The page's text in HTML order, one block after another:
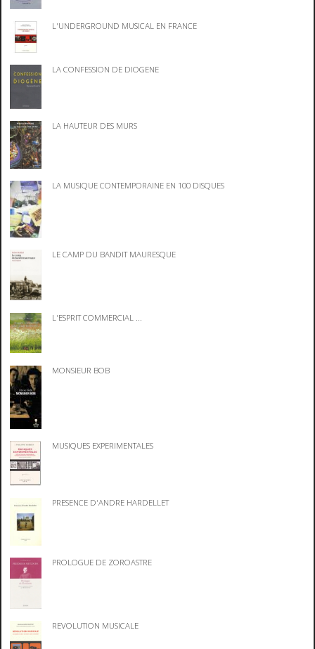
L'UNDERGROUND MUSICAL EN FRANCE
LA CONFESSION DE DIOGENE
LA HAUTEUR DES MURS
LA MUSIQUE CONTEMPORAINE EN 100 DISQUES
LE CAMP DU BANDIT MAURESQUE
L'ESPRIT COMMERCIAL ...
MONSIEUR BOB
MUSIQUES EXPERIMENTALES
PRESENCE D'ANDRE HARDELLET
PROLOGUE DE ZOROASTRE
REVOLUTION MUSICALE